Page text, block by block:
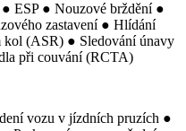
ESP ● Nouzové brždění ●
zastavení ● Hlídání
kol (ASR) ● Sledování únavy
při couvání (RCTA)
vozu v jízdních pruzích ●